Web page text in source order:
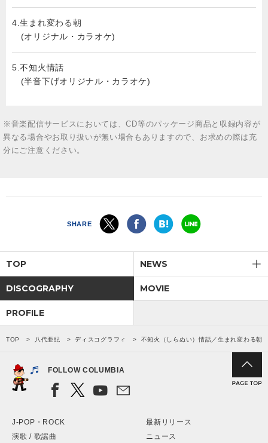
4.生まれ変わる朝
(オリジナル・カラオケ)
5.不知火情話
(半音下げオリジナル・カラオケ)
※音楽配信サービスにおいては、CD等のパッケージ商品と収録内容が
異なる場合やお取り扱いが無い場合もありますので、お求めの際は充
分にご注意ください。
SHARE
TOP NEWS
DISCOGRAPHY MOVIE
PROFILE
TOP 八代亜紀 ディスコグラフィ 不知火（しらぬい）情話／生まれ変わる朝
FOLLOW COLUMBIA
J-POP・ROCK
演歌 / 歌謡曲
最新リリース
ニュース